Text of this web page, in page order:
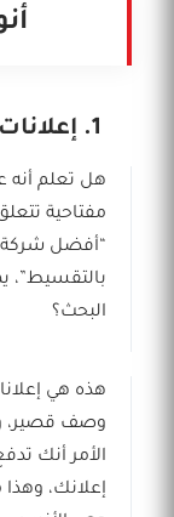
1. إعلانات البحث (Google Search Ads)
هل تعلم
مفتاحية
“أفضل شركة
بالتقسيط”،
البحث؟
هذه هي
وصف قصير،
الأمر أنك